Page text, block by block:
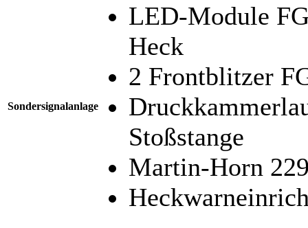
Sondersignalanlage
LED-Module
Heck
2 Frontblitzer
Stoßstange
Martin-Horn